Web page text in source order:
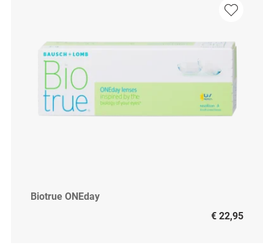
Biotrue ONEday
€ 22,95